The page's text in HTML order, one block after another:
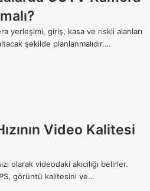
yerleşimi, giriş, kasa ve riskli alanları
şekilde planlanmalıdır.…
Video Kalitesi
olarak videodaki akıcılığı belirler.
görüntü kalitesini ve…